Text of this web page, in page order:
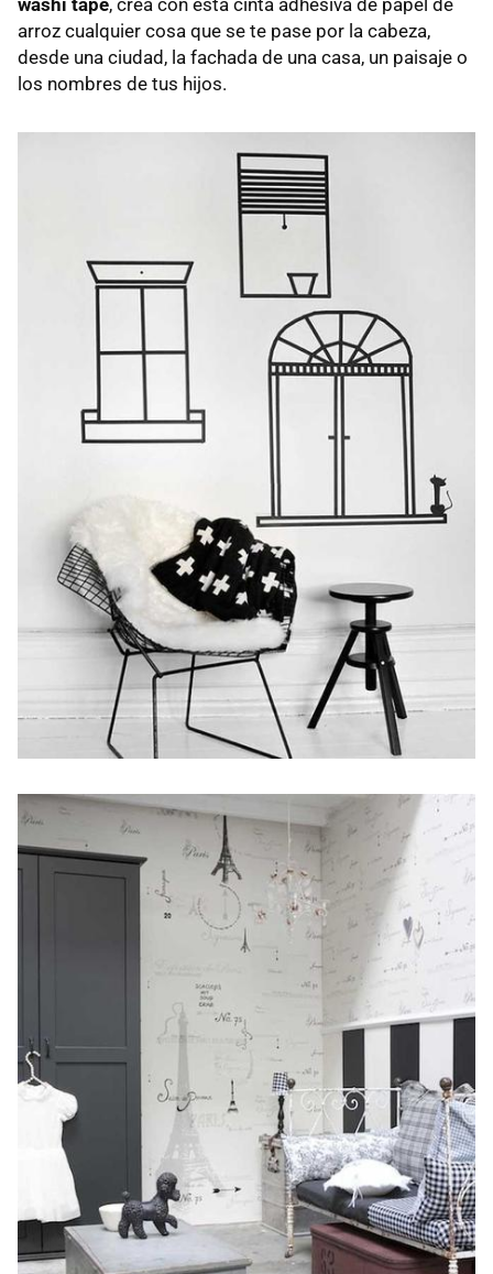
washi tape, crea con esta cinta adhesiva de papel de
arroz cualquier cosa que se te pase por la cabeza,
desde una ciudad, la fachada de una casa, un paisaje o
los nombres de tus hijos.